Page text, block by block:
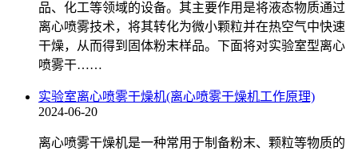
品、化工等领域的设备。其主要作用是将液态物质通过
离心喷雾技术，将其转化为微小颗粒并在热空气中快速
干燥，从而得到固体粉末样品。下面将对实验室型离心
喷雾干……
实验室离心喷雾干燥机(离心喷雾干燥机工作原理)
2024-06-20
离心喷雾干燥机是一种常用于制备粉末、颗粒等物质的